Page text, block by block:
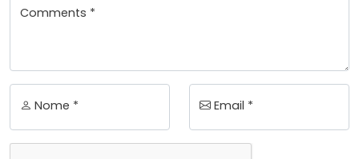
Comments *
Nome * Email *